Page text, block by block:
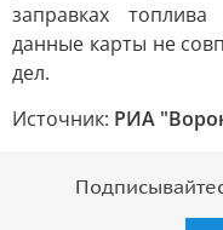
заправках
данные карты не
дел.
Источник: РИА